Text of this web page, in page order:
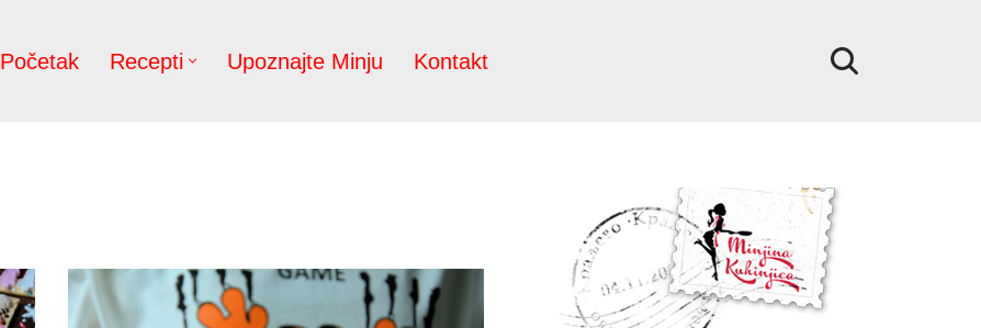
Početak Recepti Upoznajte Minju Kontakt